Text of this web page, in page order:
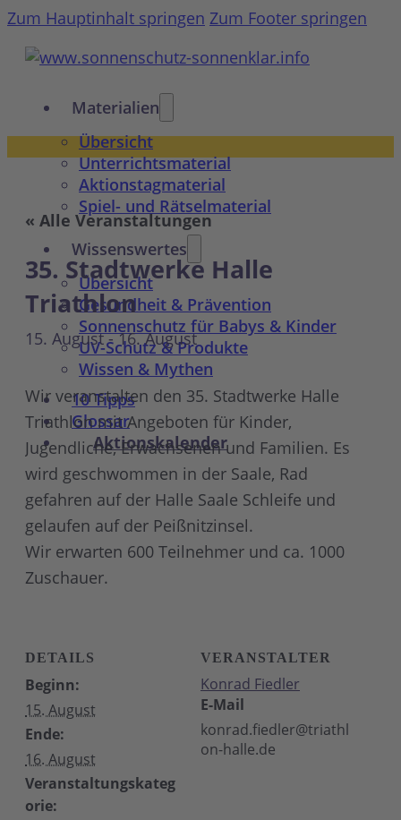
Zum Hauptinhalt springen Zum Footer springen
Materialien
Übersicht
Unterrichtsmaterial
Aktionstagmaterial
Spiel- und Rätselmaterial
Wissenswertes
Übersicht
Gesundheit & Prävention
Sonnenschutz für Babys & Kinder
UV-Schutz & Produkte
Wissen & Mythen
10 Tipps
Glossar
Aktionskalender
« Alle Veranstaltungen
35. Stadtwerke Halle
Triathlon
15. August-16. August
Wir veranstalten den 35. Stadtwerke Halle
Triathlon mit Angeboten für Kinder,
Jugendliche, Erwachsenen und Familien. Es
wird geschwommen in der Saale, Rad
gefahren auf der Halle Saale Schleife und
gelaufen auf der Peißnitzinsel.
Wir erwarten 600 Teilnehmer und ca. 1000
Zuschauer.
DETAILS
Beginn:
15. August
Ende:
16. August
Veranstaltungskateg
orie:
VERANSTALTER
Konrad Fiedler
E-Mail
konrad.fiedler@triathl
on-halle.de